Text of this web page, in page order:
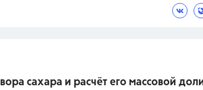
сахара и расчёт его массовой